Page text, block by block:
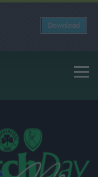
Download